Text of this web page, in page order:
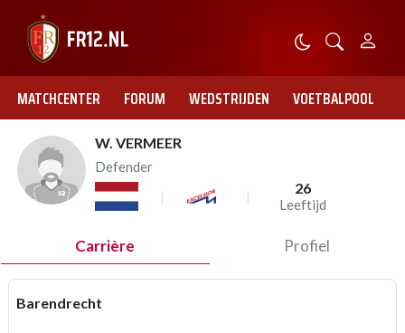
MATCHCENTER FORUM WEDSTRIJDEN VOETBALPOOL
W. VERMEER
Defender
26
Leeftijd
Carrière Profiel
Barendrecht